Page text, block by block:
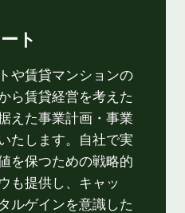
ト
や賃貸マンションの
ら賃貸経営を考えた
えた事業計画・事業
たします。自社で実
を保つための戦略的
も提供し、キャッ
ルゲインを意識した